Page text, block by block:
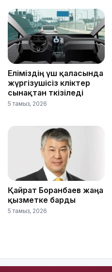
Еліміздің үш қаласында
жүргізушісіз көліктер
сынақтан өткізіледі
5 тамыз, 2026
Қайрат Боранбаев жаңа
қызметке барды
5 тамыз, 2026